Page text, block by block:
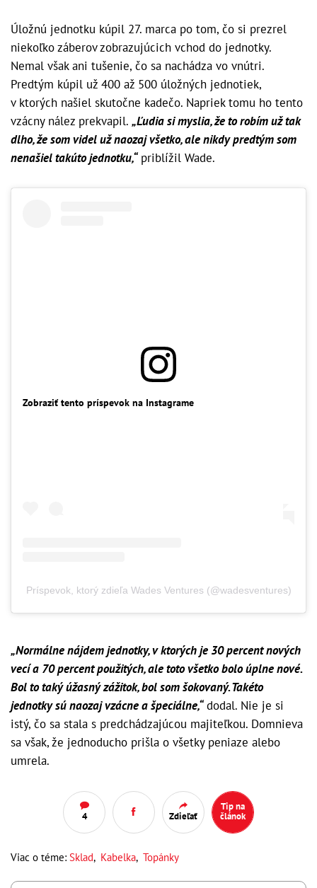
Úložnú jednotku kúpil 27. marca po tom, čo si prezrel
niekoľko záberov zobrazujúcich vchod do jednotky.
Nemal však ani tušenie, čo sa nachádza vo vnútri.
Predtým kúpil už 400 až 500 úložných jednotiek,
v ktorých našiel skutočne kadečo. Napriek tomu ho tento
vzácny nález prekvapil. „Ľudia si myslia, že to robím už tak
dlho, že som videl už naozaj všetko, ale nikdy predtým som
nenašiel takúto jednotku,“priblížil Wade.
Zobraziť tento príspevok na Instagrame
Príspevok, ktorý zdieľa Wades Ventures (@wadesventures)
„Normálne nájdem jednotky, v ktorých je 30 percent nových
vecí a 70 percent použitých, ale toto všetko bolo úplne nové.
Bol to taký úžasný zážitok, bol som šokovaný. Takéto
jednotky sú naozaj vzácne a špeciálne,“dodal. Nie je si
istý, čo sa stala s predchádzajúcou majiteľkou. Domnieva
sa však, že jednoducho prišla o všetky peniaze alebo
umrela.
4 Zdieľať
Tip na
článok
Viac o téme: Sklad, Kabelka, Topánky